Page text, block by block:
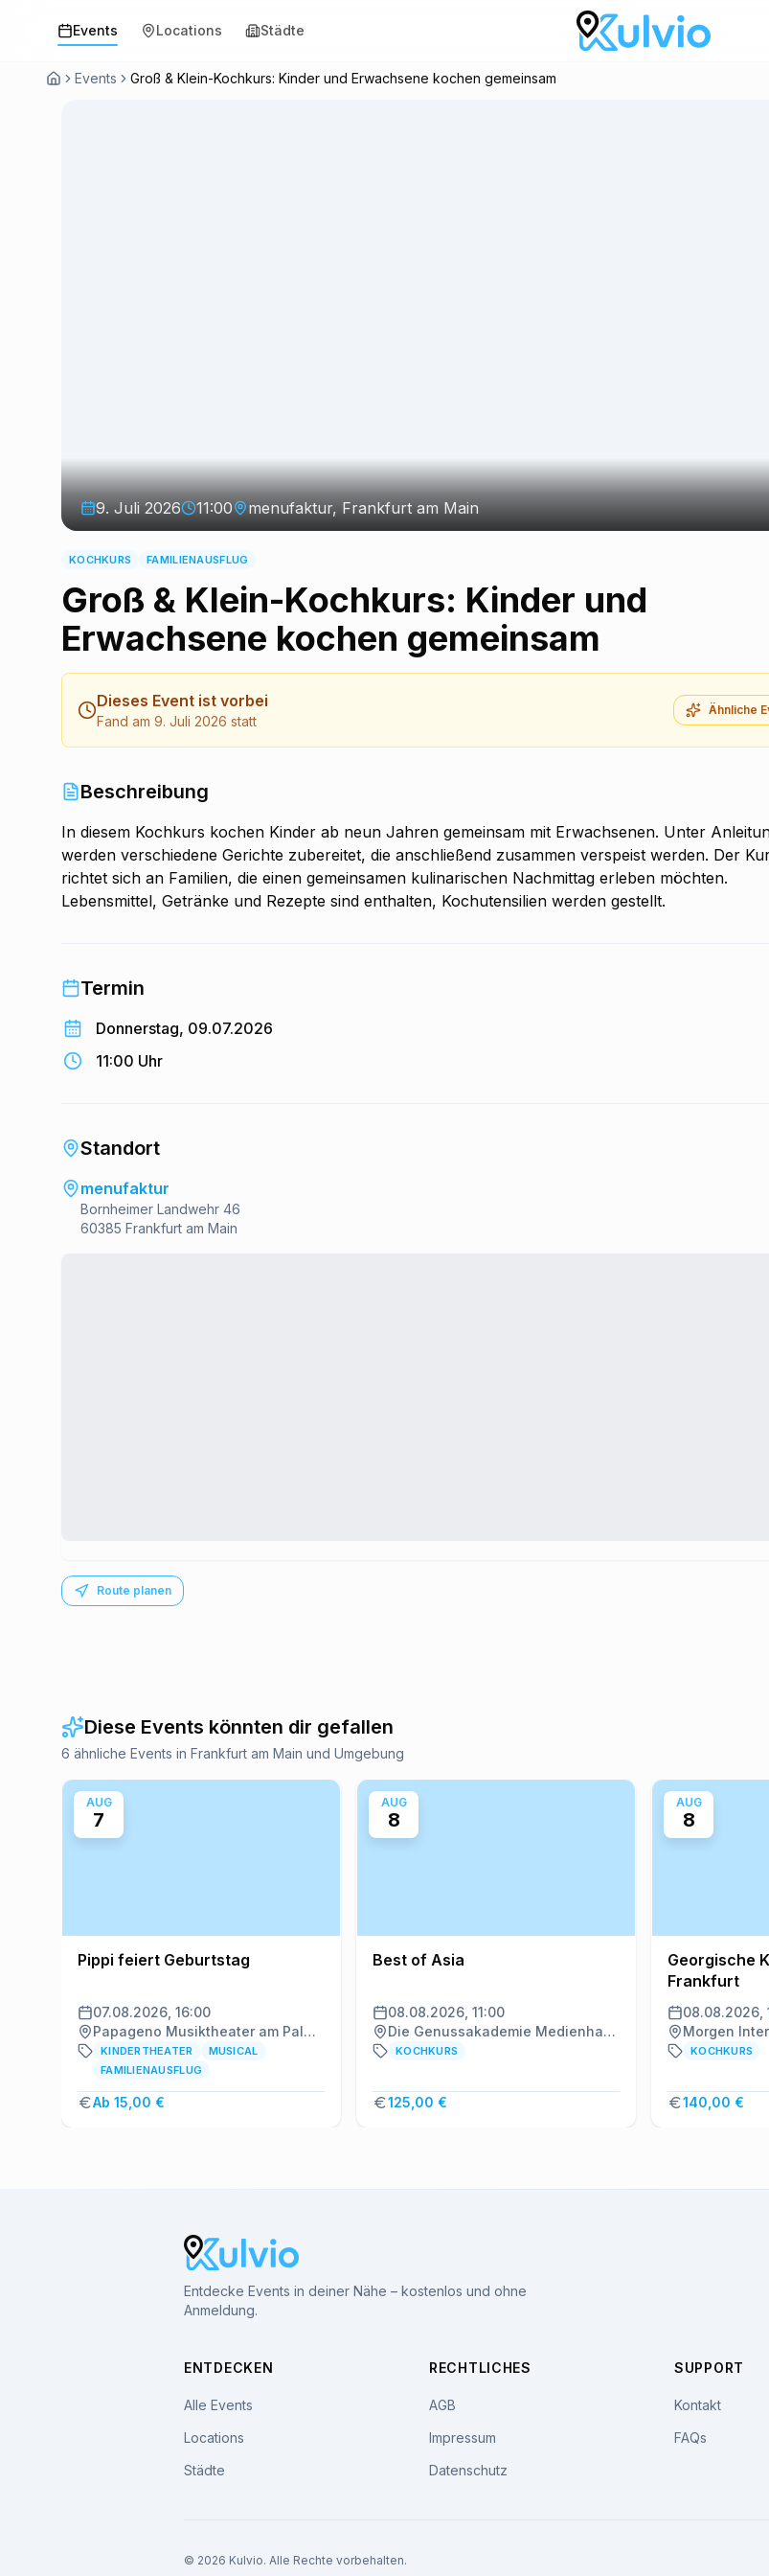
Events Locations Städte
Events Groß & Klein-Kochkurs: Kinder und Erwachsene kochen gemeinsam
9. Juli 2026 11:00 menufaktur, Frankfurt am Main
KOCHKURS FAMILIENAUSFLUG
Groß & Klein-Kochkurs: Kinder und
Erwachsene kochen gemeinsam
Dieses Event ist vorbei
Fand am 9. Juli 2026 statt
Ähnliche
Beschreibung
In diesem Kochkurs kochen Kinder ab neun Jahren gemeinsam mit Erwachsenen. Unter
werden verschiedene Gerichte zubereitet, die anschließend zusammen verspeist werden. Der
richtet sich an Familien, die einen gemeinsamen kulinarischen Nachmittag erleben möchten.
Lebensmittel, Getränke und Rezepte sind enthalten, Kochutensilien werden gestellt.
Termin
Donnerstag, 09.07.2026
11:00 Uhr
Standort
menufaktur
Bornheimer Landwehr 46
60385 Frankfurt am Main
Route planen
Diese Events könnten dir gefallen
6 ähnliche Events in Frankfurt am Main und Umgebung
AUG
7
Pippi feiert Geburtstag
07.08.2026, 16:00
Papageno Musiktheater am Palmengarten, Frankfurt am Main
KINDERTHEATER
MUSICAL
FAMILIENAUSFLUG
Ab 15,00 €
AUG
8
Best of Asia
08.08.2026, 11:00
Die Genussakademie Medienhaus, Frankfurt am Main
KOCHKURS
125,00 €
AUG
8
Georgische
Frankfurt
08.08.2026,
KOCHKURS
140,00 €
Entdecke Events in deiner Nähe – kostenlos und ohne
Anmeldung.
ENTDECKEN
Alle Events
Locations
Städte
RECHTLICHES
AGB
Impressum
Datenschutz
SUPPORT
Kontakt
FAQs
© 2026 Kulvio. Alle Rechte vorbehalten.